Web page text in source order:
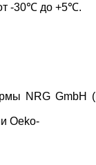
-30℃ до +5℃.
NRG GmbH
Oeko-